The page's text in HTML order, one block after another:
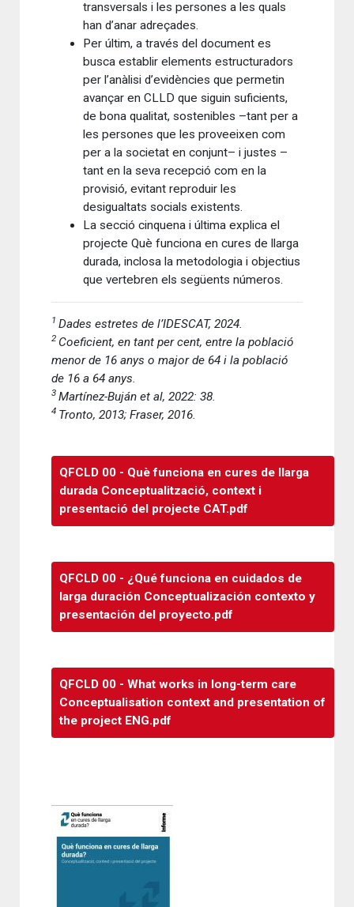
transversals i les persones a les quals
han d’anar adreçades.
Per últim, a través del document es
busca establir elements estructuradors
per l’anàlisi d’evidències que permetin
avançar en CLLD que siguin suficients,
de bona qualitat, sostenibles –tant per a
les persones que les proveeixen com
per a la societat en conjunt– i justes –
tant en la seva recepció com en la
provisió, evitant reproduir les
desigualtats socials existents.
La secció cinquena i última explica el
projecte Què funciona en cures de llarga
durada, inclosa la metodologia i objectius
que vertebren els següents números.
1 Dades estretes de l’IDESCAT, 2024.
2 Coeficient, en tant per cent, entre la població
menor de 16 anys o major de 64 i la població
de 16 a 64 anys.
3 Martínez-Buján et al, 2022: 38.
4 Tronto, 2013; Fraser, 2016.
QFCLD 00 - Què funciona en cures de llarga
durada Conceptualització, context i
presentació del projecte CAT.pdf
QFCLD 00 - ¿Qué funciona en cuidados de
larga duración Conceptualización contexto y
presentación del proyecto.pdf
QFCLD 00 - What works in long-term care
Conceptualisation context and presentation of
the project ENG.pdf